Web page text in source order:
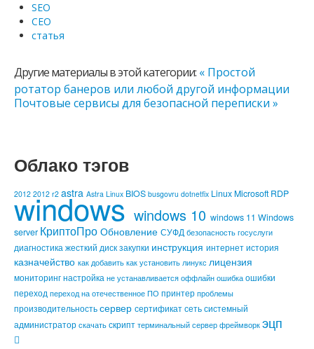
SEO
СЕО
статья
Другие материалы в этой категории: « Простой
ротатор банеров или любой другой информации
Почтовые сервисы для безопасной переписки »
Облако тэгов
2012 2012 r2 astra Astra Linux BIOS busgovru dotnetfix Linux MicrosoftRDP
windowswindows 10 windows 11 Windows
server КриптоПро Обновление СУФД безопасность госуслуги
диагностикажесткий дискзакупки инструкция интернетистория
казначейство как добавить как установить линукс лицензия
мониторингнастройка не устанавливается оффлайн ошибка ошибки
переход переход на отечественное ПО принтер проблемы
производительностьсервер сертификатсетьсистемный
администратор скачать скрипт терминальный сервер фреймворк эцп